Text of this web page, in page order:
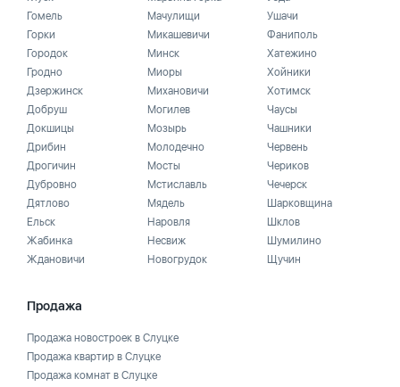
Гомель
Горки
Городок
Гродно
Дзержинск
Добруш
Докшицы
Дрибин
Дрогичин
Дубровно
Дятлово
Ельск
Жабинка
Ждановичи
Мачулищи
Микашевичи
Минск
Миоры
Михановичи
Могилев
Мозырь
Молодечно
Мосты
Мстиславль
Мядель
Наровля
Несвиж
Новогрудок
Ушачи
Фаниполь
Хатежино
Хойники
Хотимск
Чаусы
Чашники
Червень
Чериков
Чечерск
Шарковщина
Шклов
Шумилино
Щучин
Продажа
Продажа новостроек в Слуцке
Продажа квартир в Слуцке
Продажа комнат в Слуцке